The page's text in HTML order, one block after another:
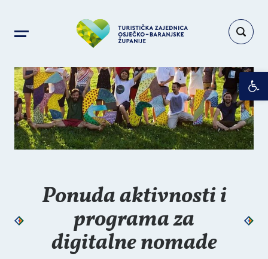
Ponuda aktivnosti i
programa za
digitalne nomade